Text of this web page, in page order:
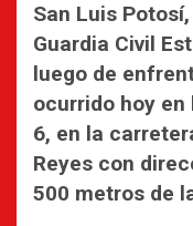
San Luis
Guardia Civil
luego de
ocurrido hoy
6, en la
Reyes con
500 metros de